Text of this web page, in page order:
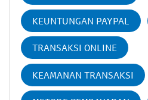
KEUNTUNGAN PAYPAL
TRANSAKSI ONLINE
KEAMANAN TRANSAKSI